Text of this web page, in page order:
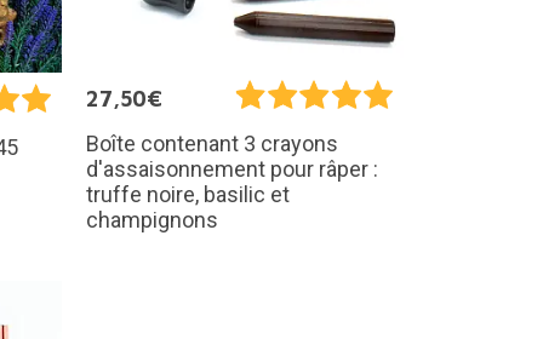
27,50€
Boîte contenant 3 crayons
d'assaisonnement pour râper :
truffe noire, basilic et
champignons